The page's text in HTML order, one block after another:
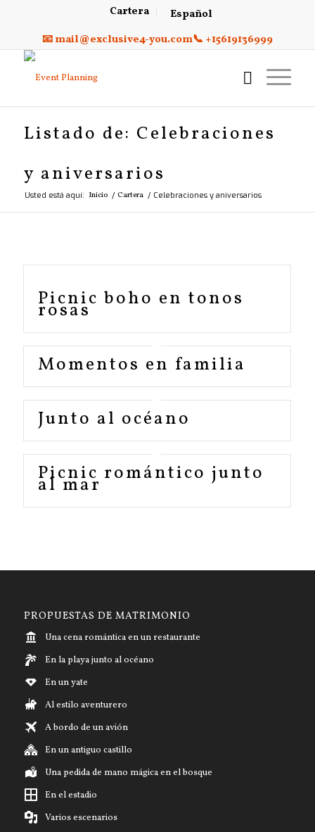
Cartera
Español
📧 mail@exclusive4-you.com📞 +15619136999
Listado de: Celebraciones
y aniversarios
Usted está aquí: Inicio / Cartera / Celebraciones y aniversarios
Picnic boho en tonos
rosas
Momentos en familia
Junto al océano
Picnic romántico junto
al mar
PROPUESTAS DE MATRIMONIO
Una cena romántica en un restaurante
En la playa junto al océano
En un yate
Al estilo aventurero
A bordo de un avión
En un antiguo castillo
Una pedida de mano mágica en el bosque
En el estadio
Varios escenarios